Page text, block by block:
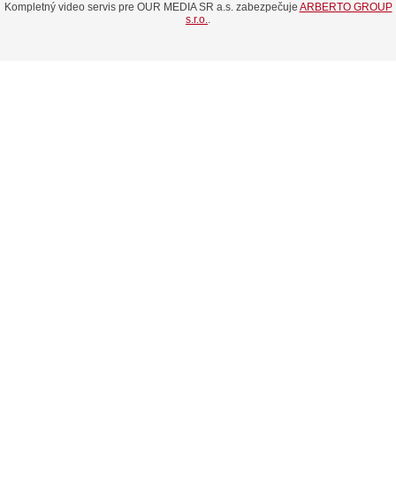
Kompletný video servis pre OUR MEDIA SR a.s. zabezpečuje ARBERTO GROUP
s.r.o..